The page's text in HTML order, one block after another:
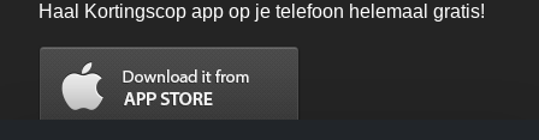
Haal Kortingscop app op je telefoon helemaal gratis!